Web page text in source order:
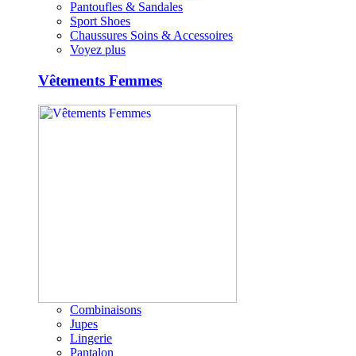
Pantoufles & Sandales
Sport Shoes
Chaussures Soins & Accessoires
Voyez plus
Vêtements Femmes
Combinaisons
Jupes
Lingerie
Pantalon